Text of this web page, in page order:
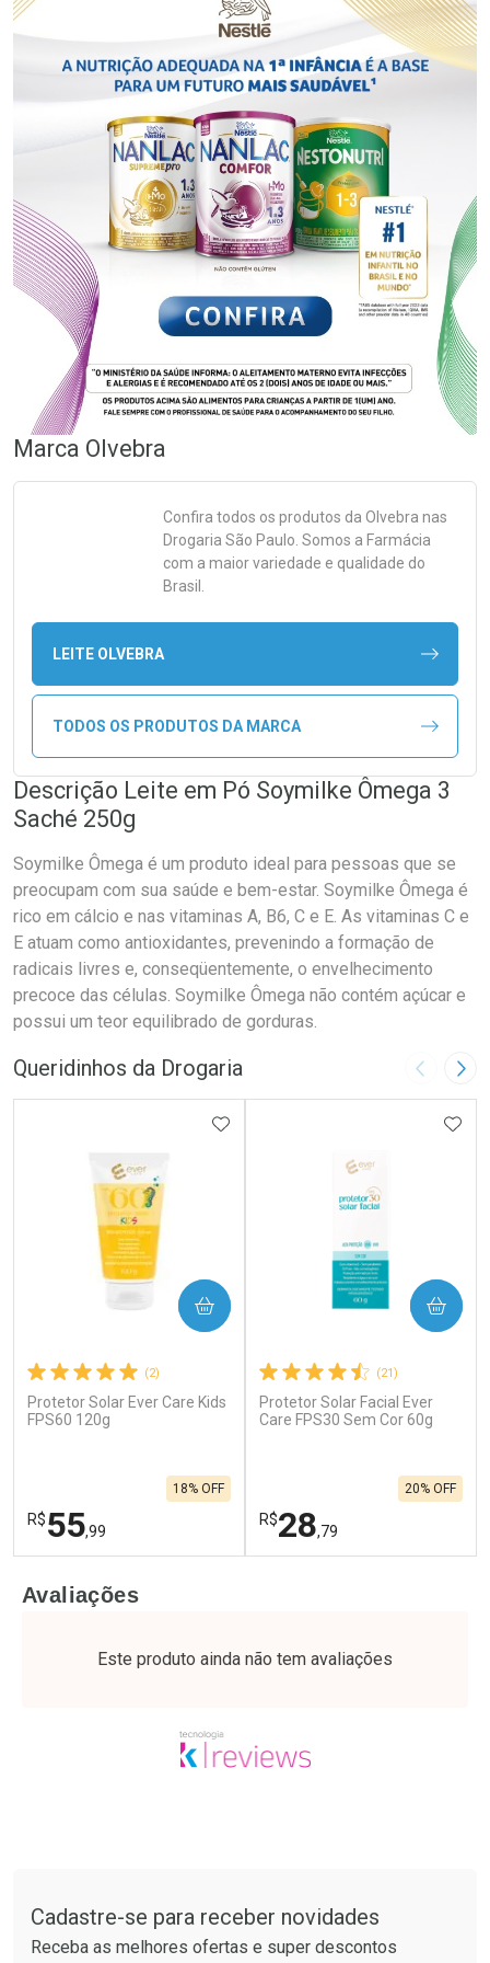
Marca Olvebra
Confira todos os produtos da Olvebra nas
Drogaria São Paulo. Somos a Farmácia
com a maior variedade e qualidade do
Brasil.
LEITE OLVEBRA
TODOS OS PRODUTOS DA MARCA
Descrição Leite em Pó Soymilke Ômega 3
Saché 250g
Soymilke Ômega é um produto ideal para pessoas que se
preocupam com sua saúde e bem-estar. Soymilke Ômega é
rico em cálcio e nas vitaminas A, B6, C e E. As vitaminas C e
E atuam como antioxidantes, prevenindo a formação de
radicais livres e, conseqüentemente, o envelhecimento
precoce das células. Soymilke Ômega não contém açúcar e
possui um teor equilibrado de gorduras.
Queridinhos da Drogaria Imagem
(2)
Protetor Solar Ever Care Kids
FPS60 120g
R$55,99
18% OFF
ADICIONAR AOS FAVORITOS
COMPRAR
Laboratório
Ativar Desconto
Por Menos
Comprar sem Desconto
(21)
Protetor Solar Facial Ever
Care FPS30 Sem Cor 60g
R$28,79
20% OFF
COMPRAR
Laboratório
Ativar Desconto
Por Menos
Comprar sem Desconto
Avaliações
Este produto ainda não tem avaliações
Cadastre-se para receber novidades
Receba as melhores ofertas e super descontos